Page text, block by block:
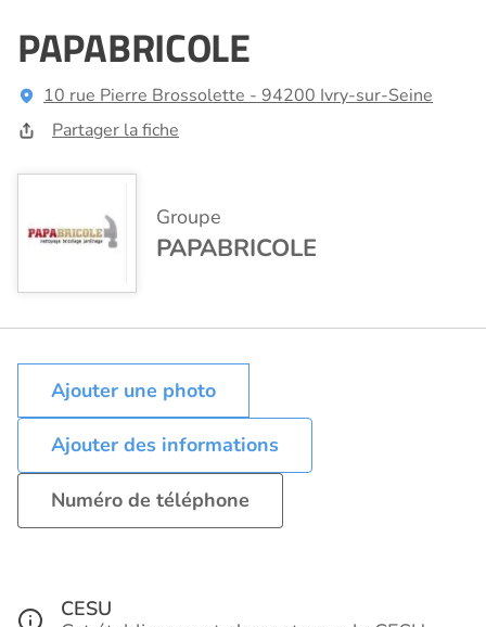
PAPABRICOLE
10 rue Pierre Brossolette - 94200 Ivry-sur-Seine
Partager la fiche
Groupe
PAPABRICOLE
Ajouter des informations
Numéro de téléphone
CESU